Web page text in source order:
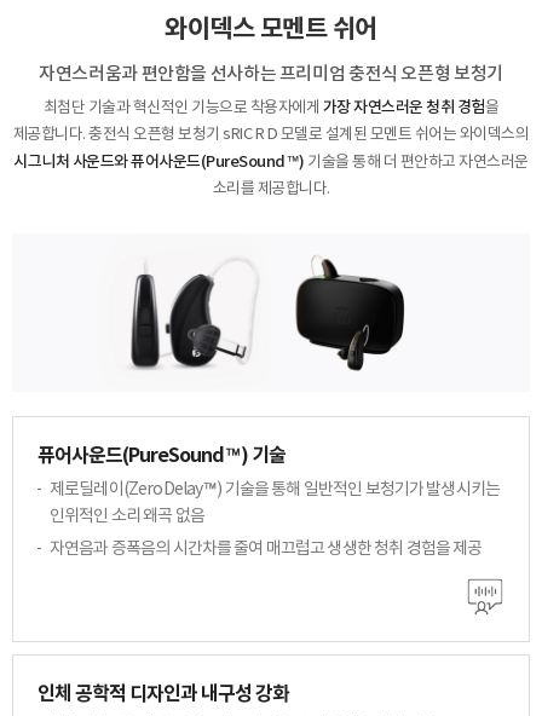
와이덱스 모멘트 쉬어
자연스러움과 편안함을 선사하는 프리미엄 충전식 오픈형 보청기
최첨단 기술과 혁신적인 기능으로 착용자에게 가장 자연스러운 청취 경험을
제공합니다.충전식 오픈형 보청기 sRIC R D 모델로 설계된 모멘트 쉬어는 와이덱스의
시그니처 사운드와퓨어사운드(PureSound™) 기술을 통해 더 편안하고 자연스러운
소리를 제공합니다.
퓨어사운드(PureSound™) 기술
제로딜레이(ZeroDelay™) 기술을 통해 일반적인 보청기가 발생시키는
인위적인 소리 왜곡 없음
자연음과 증폭음의 시간차를 줄여 매끄럽고 생생한청취 경험을 제공
인체 공학적 디자인과 내구성 강화